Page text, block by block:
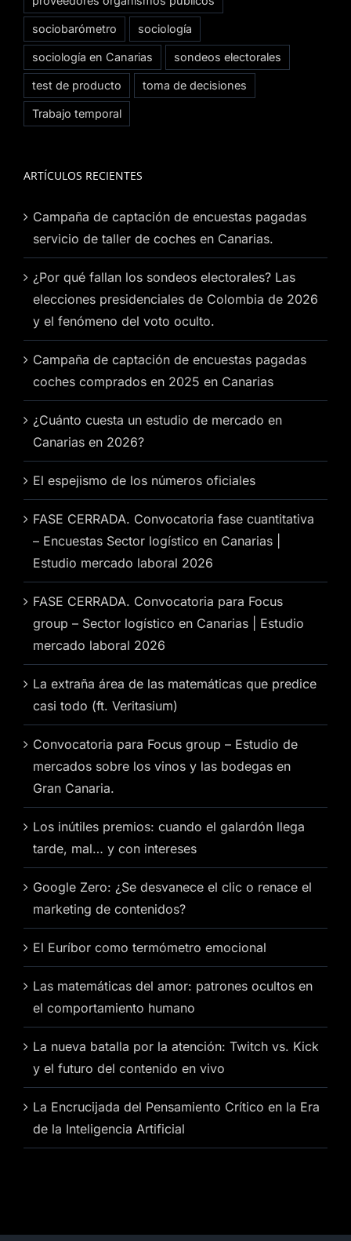
sociobarómetro sociología
sociología en Canarias sondeos electorales
test de producto toma de decisiones
Trabajo temporal
ARTÍCULOS RECIENTES
Campaña de captación de encuestas pagadas
servicio de taller de coches en Canarias.
¿Por qué fallan los sondeos electorales? Las
elecciones presidenciales de Colombia de 2026
y el fenómeno del voto oculto.
Campaña de captación de encuestas pagadas
coches comprados en 2025 en Canarias
¿Cuánto cuesta un estudio de mercado en
Canarias en 2026?
El espejismo de los números oficiales
FASE CERRADA. Convocatoria fase cuantitativa
– Encuestas Sector logístico en Canarias |
Estudio mercado laboral 2026
FASE CERRADA. Convocatoria para Focus
group – Sector logístico en Canarias | Estudio
mercado laboral 2026
La extraña área de las matemáticas que predice
casi todo (ft. Veritasium)
Convocatoria para Focus group – Estudio de
mercados sobre los vinos y las bodegas en
Gran Canaria.
Los inútiles premios: cuando el galardón llega
tarde, mal… y con intereses
Google Zero: ¿Se desvanece el clic o renace el
marketing de contenidos?
El Euríbor como termómetro emocional
Las matemáticas del amor: patrones ocultos en
el comportamiento humano
La nueva batalla por la atención: Twitch vs. Kick
y el futuro del contenido en vivo
La Encrucijada del Pensamiento Crítico en la Era
de la Inteligencia Artificial